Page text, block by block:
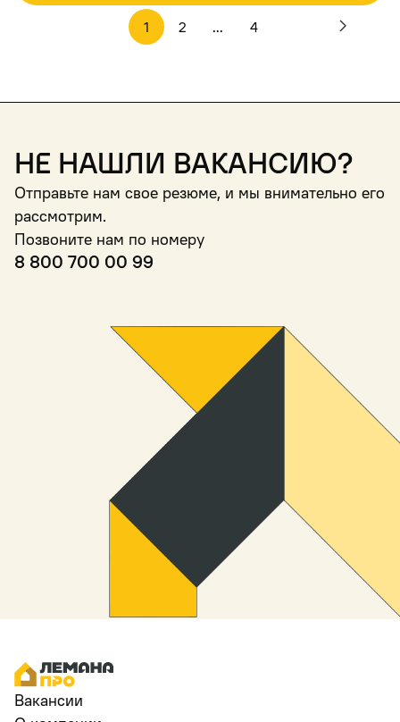
1 2 ... 4
Не нашли вакансию?
Отправьте нам свое резюме, и мы внимательно его
рассмотрим.
Позвоните нам по номеру
8 800 700 00 99
Вакансии